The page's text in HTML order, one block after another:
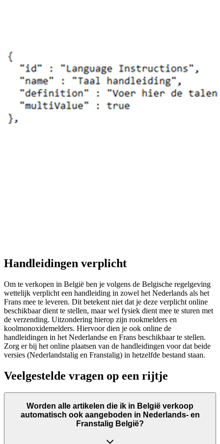
Handleidingen verplicht
Om te verkopen in België ben je volgens de Belgische regelgeving
wettelijk verplicht een handleiding in zowel het Nederlands als het
Frans mee te leveren. Dit betekent niet dat je deze verplicht online
beschikbaar dient te stellen, maar wel fysiek dient mee te sturen met
de verzending. Uitzondering hierop zijn rookmelders en
koolmonoxidemelders. Hiervoor dien je ook online de
handleidingen in het Nederlandse en Frans beschikbaar te stellen.
Zorg er bij het online plaatsen van de handleidingen voor dat beide
versies (Nederlandstalig en Franstalig) in hetzelfde bestand staan.
Veelgestelde vragen op een rijtje
Worden alle artikelen die ik in België verkoop
automatisch ook aangeboden in Nederlands- en
Franstalig België?